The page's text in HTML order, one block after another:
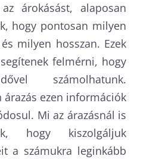
árokásást, alaposan
hogy pontosan milyen
milyen hosszan. Ezek
felmérni, hogy
számolhatunk.
ezen információk
Mi az árazásnál is
hogy kiszolgáljuk
a számukra leginkább